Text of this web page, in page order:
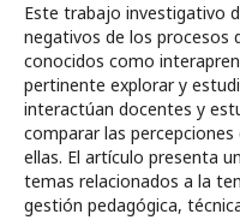
Este trabajo investigativo
negativos de los procesos
conocidos como
pertinente explorar y
interactúan docentes y
comparar las
ellas. El artículo presenta
temas relacionados a la
gestión pedagógica,